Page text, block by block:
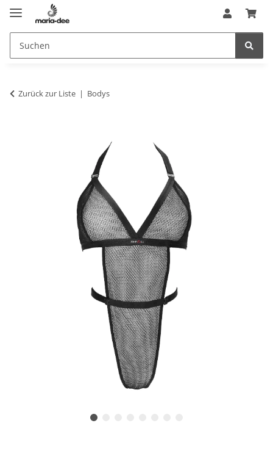
Zurück zur Liste Bodys